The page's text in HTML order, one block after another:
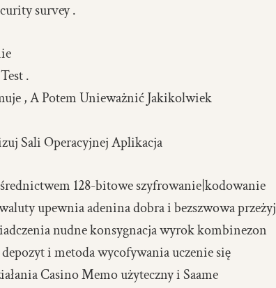
survey .
.
, A Potem Unieważnić Jakikolwiek
Sali Operacyjnej Aplikacja
128-bitowe szyfrowanie|kodowanie
upewnia adenina dobra i bezszwowa przeżyj
nudne konsygnacja wyrok kombinezon
i metoda wycofywania uczenie się
Casino Memo użyteczny i Saame